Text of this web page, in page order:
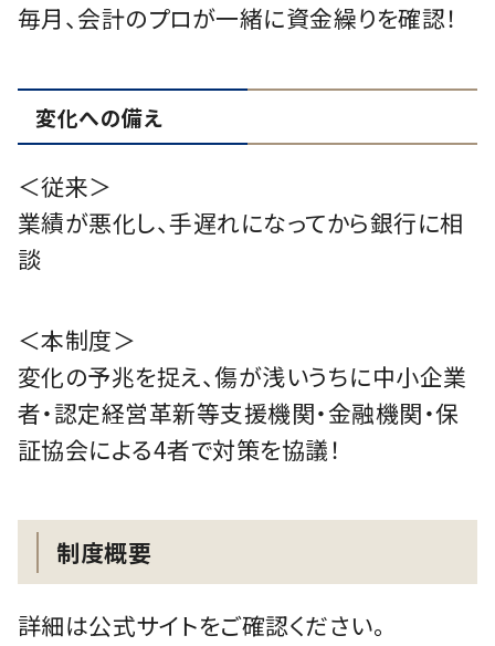
毎月、会計のプロが一緒に資金繰りを確認！
変化への備え
＜従来＞
業績が悪化し、手遅れになってから銀行に相
談
＜本制度＞
変化の予兆を捉え、傷が浅いうちに中小企業
者・認定経営革新等支援機関・金融機関・保
証協会による4者で対策を協議！
制度概要
詳細は公式サイトをご確認ください。